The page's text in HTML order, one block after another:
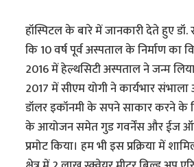
हॉस्पिटल के बारे में जानकारी देते हुए
कि 10 वर्ष पूर्व अस्पताल के निर्माण का
2016 में हेल्थसिटी अस्पताल ने जन्म
2017 में सीएम योगी ने कार्यभार संभाला
डॉलर इकॉनमी के सपने साकार करने के
के आयोजन समेत गुड गवर्नेंस और ईज
प्रमोट किया। हम भी इस प्रक्रिया में